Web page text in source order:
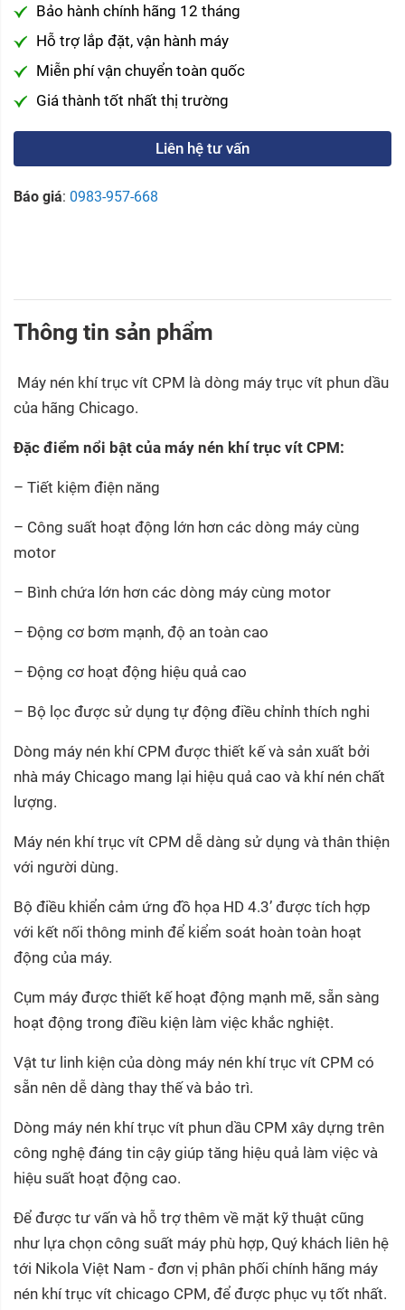
Bảo hành chính hãng 12 tháng
Hỗ trợ lắp đặt, vận hành máy
Miễn phí vận chuyển toàn quốc
Giá thành tốt nhất thị trường
Liên hệ tư vấn
Báo giá: 0983-957-668
Thông tin sản phẩm
Máy nén khí trục vít CPM là dòng máy trục vít phun dầu
của hãng Chicago.
Đặc điểm nổi bật của máy nén khí trục vít CPM:
– Tiết kiệm điện năng
– Công suất hoạt động lớn hơn các dòng máy cùng
motor
– Bình chứa lớn hơn các dòng máy cùng motor
– Động cơ bơm mạnh, độ an toàn cao
– Động cơ hoạt động hiệu quả cao
– Bộ lọc được sử dụng tự động điều chỉnh thích nghi
Dòng máy nén khí CPM được thiết kế và sản xuất bởi
nhà máy Chicago mang lại hiệu quả cao và khí nén chất
lượng.
Máy nén khí trục vít CPM dễ dàng sử dụng và thân thiện
với người dùng.
Bộ điều khiển cảm ứng đồ họa HD 4.3’ được tích hợp
với kết nối thông minh để kiểm soát hoàn toàn hoạt
động của máy.
Cụm máy được thiết kế hoạt động mạnh mẽ, sẵn sàng
hoạt động trong điều kiện làm việc khắc nghiệt.
Vật tư linh kiện của dòng máy nén khí trục vít CPM có
sẵn nên dễ dàng thay thế và bảo trì.
Dòng máy nén khí trục vít phun dầu CPM xây dựng trên
công nghệ đáng tin cậy giúp tăng hiệu quả làm việc và
hiệu suất hoạt động cao.
Để được tư vấn và hỗ trợ thêm về mặt kỹ thuật cũng
như lựa chọn công suất máy phù hợp, Quý khách liên hệ
tới Nikola Việt Nam - đơn vị phân phối chính hãng máy
nén khí trục vít chicago CPM, để được phục vụ tốt nhất.